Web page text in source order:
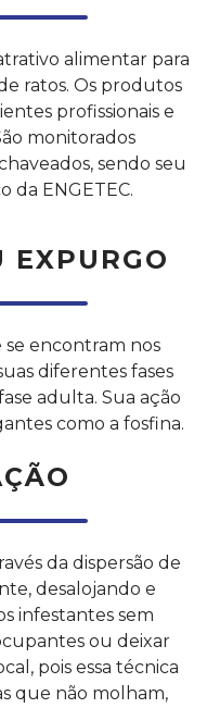
alimentar para
ratos. Os produtos
profissionais e
monitorados
sendo seu
da ENGETEC.
EXPURGO
se encontram nos
diferentes fases
adulta. Sua ação
como a fosfina.
da dispersão de
desalojando e
infestantes sem
ou deixar
pois essa técnica
que não molham,